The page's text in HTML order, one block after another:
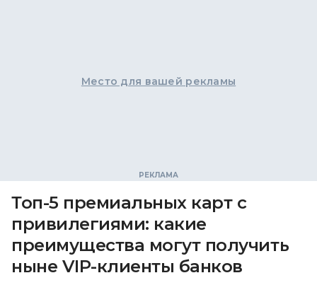
Место для вашей рекламы
Топ-5 премиальных карт с
привилегиями: какие
преимущества могут получить
ныне VIP-клиенты банков